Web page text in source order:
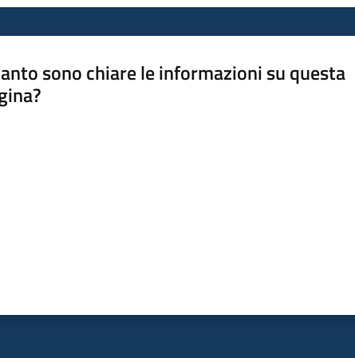
sono chiare le informazioni su questa